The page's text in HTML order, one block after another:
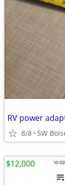
RV power
8/8 SW
$12,000